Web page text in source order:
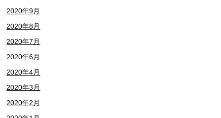
2020年9月
2020年8月
2020年7月
2020年6月
2020年4月
2020年3月
2020年2月